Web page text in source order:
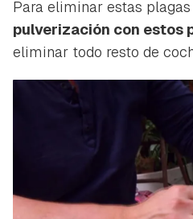
Para eliminar estas plagas
pulverización con estos
eliminar todo resto de